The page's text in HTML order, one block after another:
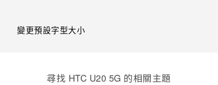
變更預設字型大小
尋找 ‎HTC U20 5G 的相關主題